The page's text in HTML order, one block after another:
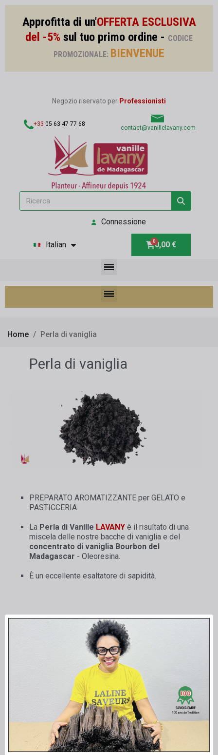
Approfitta di un'OFFERTA ESCLUSIVA
del -5% sul tuo primo ordine - CODICE
PROMOZIONALE: BIENVENUE
Negozio riservato per Professionisti
+33 05 63 47 77 68
contact@vanillelavany.com
Connessione
Italian 0,00 €
Home Perla di vaniglia
Perla di vaniglia
PREPARATO AROMATIZZANTE per GELATO e
PASTICCERIA
La Perla di Vanille LAVANY è il risultato di una
miscela delle nostre bacche di vaniglia e del
concentrato di vaniglia Bourbon del
Madagascar - Oleoresina.
È un eccellente esaltatore di sapidità.
Visualizzati 1-2 su 2 articoli
Vista rapida Perla di Vaniglia LAVANY Bourbon Madagascar - 200 g Vista rapida
Perla di Vaniglia - 500 g